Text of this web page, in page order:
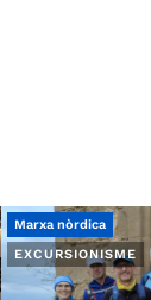
EXCURSIONISME
Marxa nòrdica